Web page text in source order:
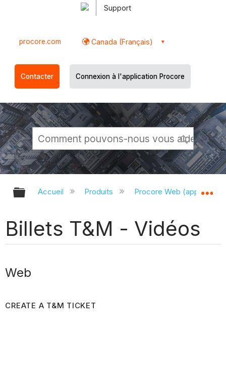
Support
procore.com Canada (Français)
Contacter Connexion à l'application Procore
Développer/réduire la hiérarchie
Accueil Produits Procore Web
Billets T&M - Vidéos
Web
CREATE A T&M TICKET